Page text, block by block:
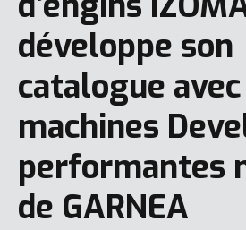
développe son
catalogue
machines
performantes
de GARNEA